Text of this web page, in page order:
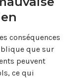
conséquences
que sur
peuvent
ce qui